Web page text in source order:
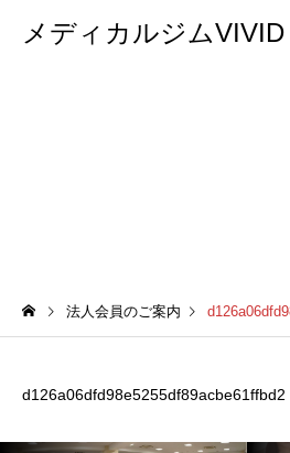
メディカルジムVIVID
法人会員のご案内
d126a06dfd98e5255df89acbe61ffbd2